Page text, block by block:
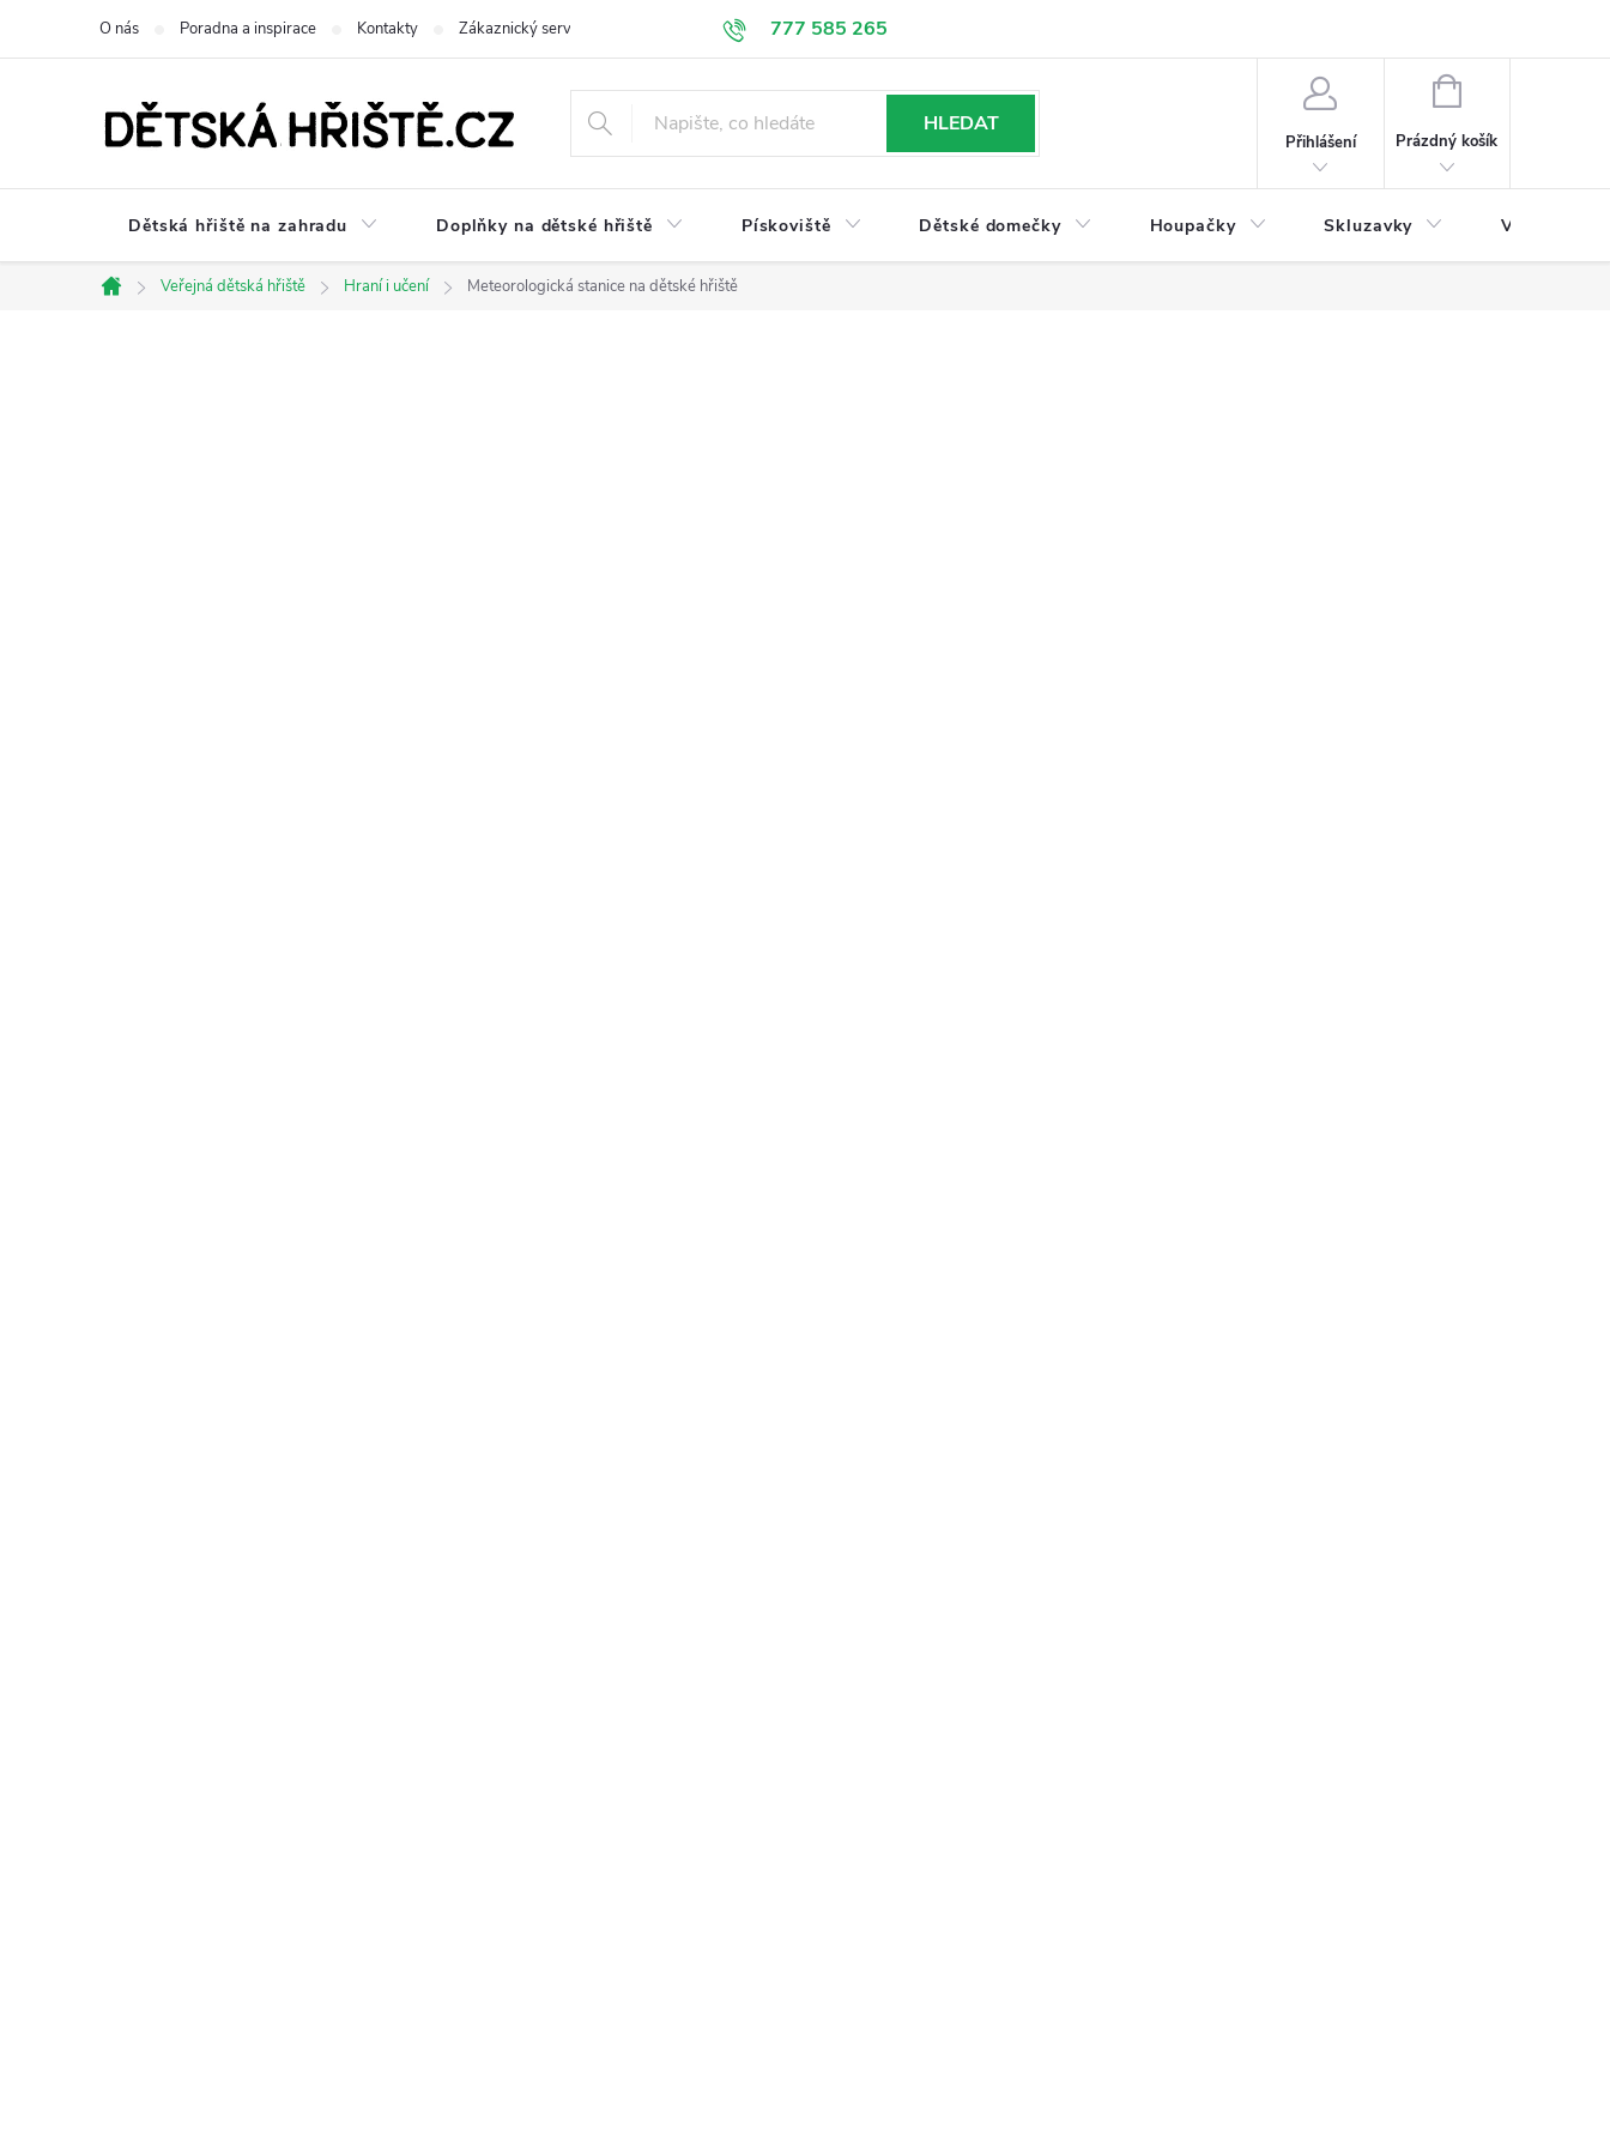
777 585 265
O nás Poradna a inspirace Kontakty Zákaznický servis Doprava a platba Obchodní podmínky
HLEDAT
Přihlášení
NÁKUPNÍ
Prázdný košík
Dětská hřiště na zahradu Doplňky na dětské hřiště Pískoviště Dětské domečky Houpačky Skluzavky Veřejná
Domů
Veřejná dětská hřiště Hraní i učení Meteorologická stanice na dětské hřiště